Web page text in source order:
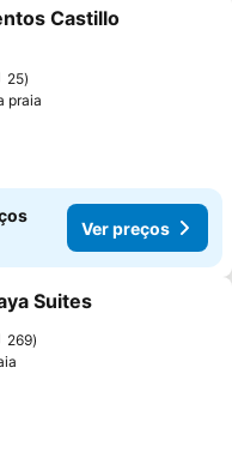
aos favoritos
Castillo
25
praia
Ver preços
aos favoritos
Suites
269